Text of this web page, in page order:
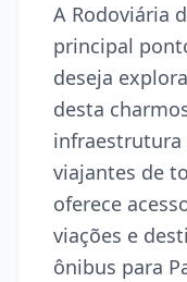
A Rodoviária
principal
deseja
desta
infraestrutura
viajantes de
oferece
viações e
ônibus para